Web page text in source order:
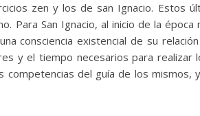
zen y los de san Ignacio. Estos
Para San Ignacio, al inicio de la
consciencia existencial de su
y el tiempo necesarios para realizar
competencias del guía de los